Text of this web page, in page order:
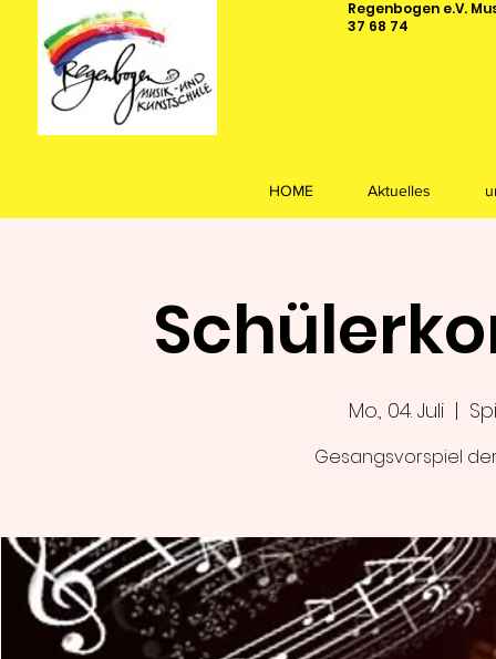
Regenbogen e.V.
37 68 74
HOME Aktuelles
Mo., 04. Juli
  |
Gesangsvorspiel